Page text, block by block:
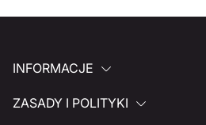
INFORMACJE
ZASADY I POLITYKI